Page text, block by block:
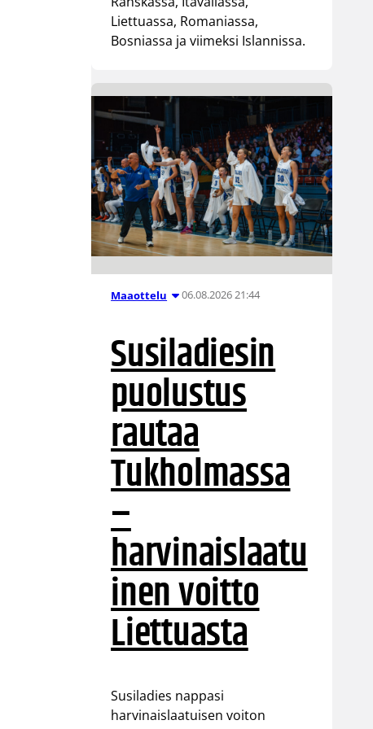
Liettuassa, Romaniassa,
Bosniassa ja viimeksi Islannissa.
Maaottelu 06.08.2026 21:44
Susiladiesin
puolustus
rautaa
Tukholmassa
–
harvinaislaatu
inen voitto
Liettuasta
Susiladies nappasi
harvinaislaatuisen voiton